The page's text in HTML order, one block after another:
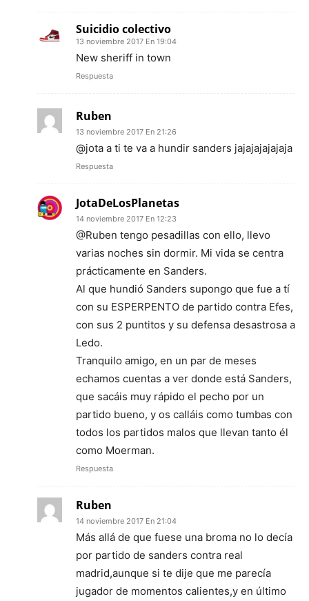
Suicidio colectivo
13 noviembre 2017 En 19:04
New sheriff in town
Respuesta
Ruben
13 noviembre 2017 En 21:26
@jota a ti te va a hundir sanders jajajajajajaja
Respuesta
JotaDeLosPlanetas
14 noviembre 2017 En 12:23
@Ruben tengo pesadillas con ello, llevo
varias noches sin dormir. Mi vida se centra
prácticamente en Sanders.
Al que hundió Sanders supongo que fue a tí
con su ESPERPENTO de partido contra Efes,
con sus 2 puntitos y su defensa desastrosa a
Ledo.
Tranquilo amigo, en un par de meses
echamos cuentas a ver donde está Sanders,
que sacáis muy rápido el pecho por un
partido bueno, y os calláis como tumbas con
todos los partidos malos que llevan tanto él
como Moerman.
Respuesta
Ruben
14 noviembre 2017 En 21:04
Más allá de que fuese una broma no lo decía
por partido de sanders contra real
madrid,aunque si te dije que me parecía
jugador de momentos calientes,y en último